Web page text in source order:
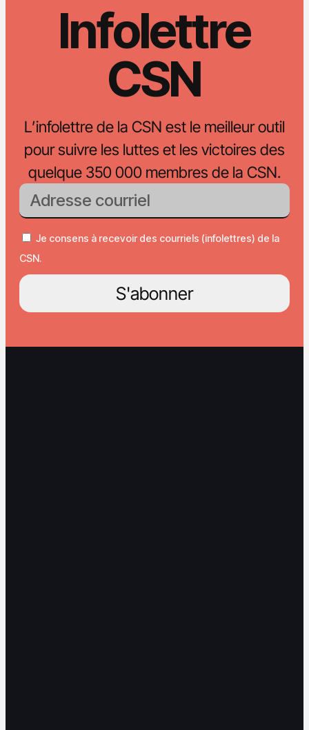
Infolettre
CSN
L’infolettre de la CSN est le meilleur outil
pour suivre les luttes et les victoires des
quelque 350 000 membres de la CSN.
Je consens à recevoir des courriels (infolettres) de la
CSN.
S'abonner